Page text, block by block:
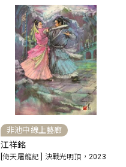
非池中線上藝廊
江祥銘
[倚天屠龍記 ] 決戰光明頂，2023